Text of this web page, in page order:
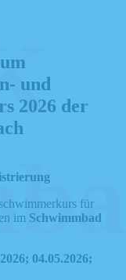
und
2026 der
für
im Schwimmbad
04.05.2026;